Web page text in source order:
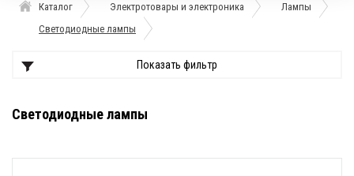
Каталог Электротовары и электроника
Лампы
Светодиодные лампы
Показать фильтр
Светодиодные лампы